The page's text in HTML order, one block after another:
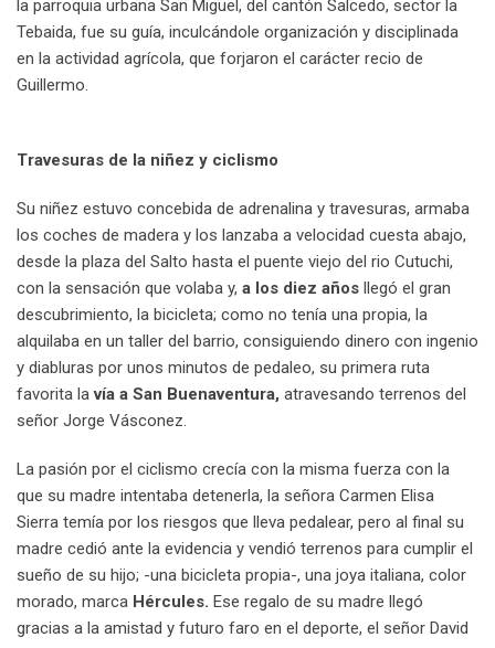
la parroquia urbana San Miguel, del cantón Salcedo, sector la
Tebaida, fue su guía, inculcándole organización y disciplinada
en la actividad agrícola, que forjaron el carácter recio de
Guillermo.
Travesuras de la niñez y ciclismo
Su niñez estuvo concebida de adrenalina y travesuras, armaba
los coches de madera y los lanzaba a velocidad cuesta abajo,
desde la plaza del Salto hasta el puente viejo del rio Cutuchi,
con la sensación que volaba y, a los diez años llegó el gran
descubrimiento, la bicicleta; como no tenía una propia, la
alquilaba en un taller del barrio, consiguiendo dinero con ingenio
y diabluras por unos minutos de pedaleo, su primera ruta
favorita lavía a San Buenaventura, atravesando terrenos del
señor Jorge Vásconez.
La pasión por el ciclismo crecía con la misma fuerza con la
que su madre intentaba detenerla, la señora Carmen Elisa
Sierra temía por los riesgos que lleva pedalear, pero al final su
madre cedió ante la evidencia y vendió terrenos para cumplir el
sueño de su hijo; -una bicicleta propia-, una joya italiana, color
morado, marca Hércules. Ese regalo de su madre llegó
gracias a la amistad y futuro faro en el deporte, el señor David